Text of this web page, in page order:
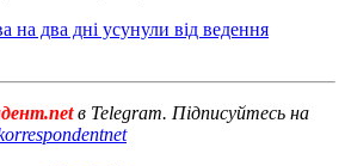
на два дні усунули від ведення
в Telegram. Підписуйтесь на